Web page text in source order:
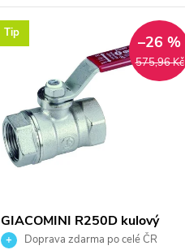
Tip
575,96 Kč
–26 %
GIACOMINI R250D kulový
kohout FF3/4" závitový, páka,
Doprava zdarma po celé ČR